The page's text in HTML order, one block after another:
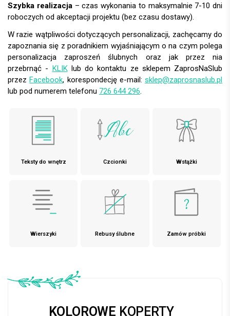
Szybka realizacja– czas wykonania to maksymalnie 7-10 dni
roboczych od akceptacji projektu (bez czasu dostawy).
W razie wątpliwości dotyczących personalizacji, zachęcamy do
zapoznania się z poradnikiem wyjaśniającym o na czym polega
personalizacja zaproszeń ślubnych oraz jak przez nia
przebrnąć - KLIKlub do kontaktu ze sklepem ZaprosNaSlub
przezFacebook, korespondecję e-mail: sklep@zaprosnaslub.pl
lub pod numerem telefonu 726 644 296.
Teksty do wnętrz Czcionki Wstążki
Wierszyki Rebusy ślubne Zamów próbki
KOLOROWE KOPERTY